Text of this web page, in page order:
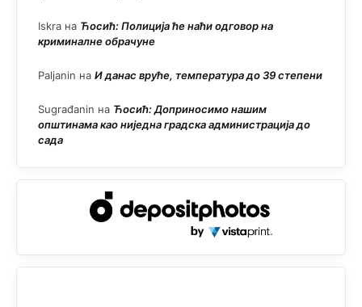
Iskra на Ћосић: Полиција ће наћи одговор на
криминалне обрачуне
Paljanin на И данас вруће, температура до 39 степени
Sugrađanin на Ћосић: Доприносимо нашим
општинама као ниједна градска администрација до
сада